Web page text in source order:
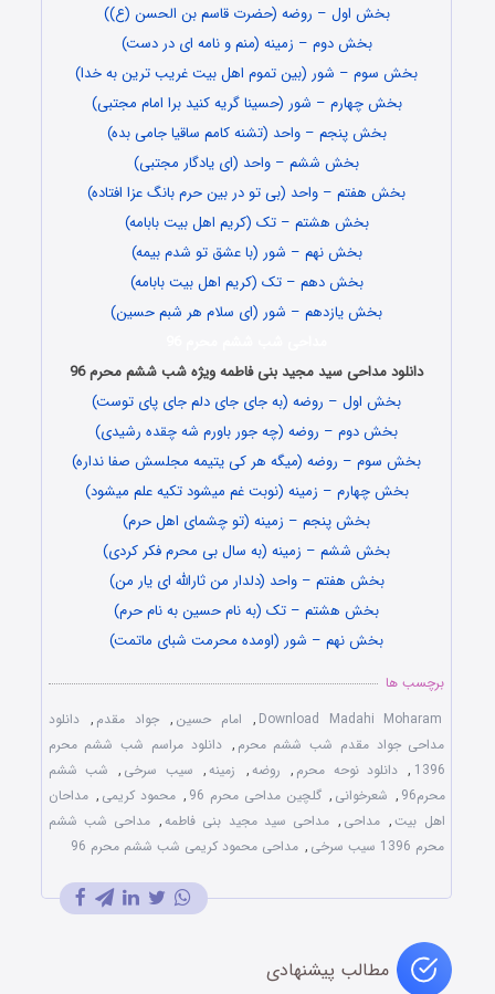
بخش اول – روضه (حضرت قاسم بن الحسن (ع))
بخش دوم – زمینه (منم و نامه ای در دست)
بخش سوم – شور (بین تموم اهل بیت غریب ترین به خدا)
بخش چهارم – شور (حسینا گریه کنید برا امام مجتبی)
بخش پنجم – واحد (تشنه کامم ساقیا جامی بده)
بخش ششم – واحد (ای یادگار مجتبی)
بخش هفتم – واحد (بی تو در بین حرم بانگ عزا افتاده)
بخش هشتم – تک (کریم اهل بیت بابامه)
بخش نهم – شور (با عشق تو شدم بیمه)
بخش دهم – تک (کریم اهل بیت بابامه)
بخش یازدهم – شور (ای سلام هر شبم حسین)
دانلود مداحی سید مجید بنی فاطمه ویژه شب ششم محرم 96
بخش اول – روضه (به جای جای دلم جای پای توست)
بخش دوم – روضه (چه جور باورم شه چقده رشیدی)
بخش سوم – روضه (میگه هر کی یتیمه مجلسش صفا نداره)
بخش چهارم – زمینه (نوبت غم میشود تکیه علم میشود)
بخش پنجم – زمینه (تو چشمای اهل حرم)
بخش ششم – زمینه (به سال بی محرم فکر کردی)
بخش هفتم – واحد (دلدار من ثارالله ای یار من)
بخش هشتم – تک (به نام حسین به نام حرم)
بخش نهم – شور (اومده محرمت شبای ماتمت)
برچسب ها
Download Madahi Moharam
, امام حسین , جواد مقدم , دانلود
مداحی جواد مقدم شب ششم محرم , دانلود مراسم شب ششم محرم
1396
, دانلود نوحه محرم , روضه, زمینه, سیب سرخی , شب ششم
محرم96
, شعرخوانی , گلچین مداحی محرم 96 , محمود کریمی , مداحان
اهل بیت, مداحی , مداحی سید مجید بنی فاطمه, مداحی شب ششم
محرم 1396 سیب سرخی
, مداحی محمود کریمی شب ششم محرم 96
مطالب پیشنهادی